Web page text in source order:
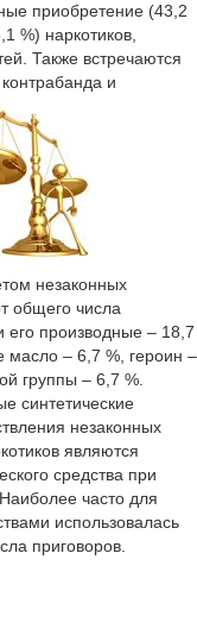
приобретение (43,2
%) наркотиков,
Также встречаются
и
незаконных
общего числа
производные – 18,7
– 6,7 %, героин –
группы – 6,7 %.
синтетические
незаконных
являются
средства при
часто для
использовалась
приговоров.